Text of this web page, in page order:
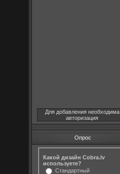
Для добавления необходима
авторизация
Опрос
Какой дизайн Cobra.lv
используете?
Стандартный